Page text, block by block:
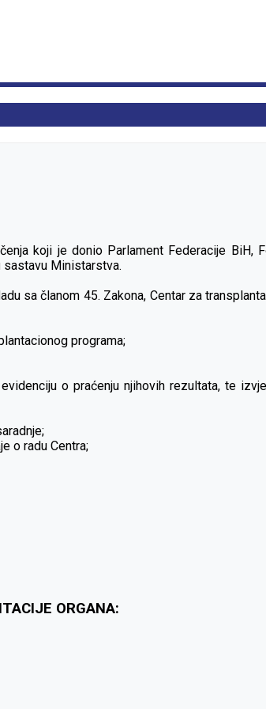
koji je donio Parlament Federacije BiH,
sastavu Ministarstva.
sa članom 45. Zakona, Centar za
programa;
o praćenju njihovih rezultata, te
o radu Centra;
ORGANA: